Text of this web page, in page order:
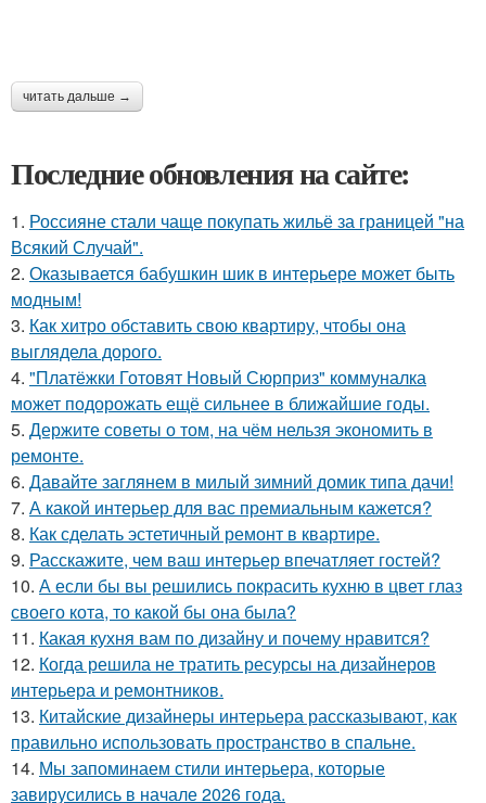
читать дальше →
Последние обновления на сайте:
1. Россияне стали чаще покупать жильё за границей "на
Всякий Случай".
2. Оказывается бабушкин шик в интерьере может быть
модным!
3. Как хитро обставить свою квартиру, чтобы она
выглядела дорого.
4. "Платёжки Готовят Новый Сюрприз" коммуналка
может подорожать ещё сильнее в ближайшие годы.
5. Держите советы о том, на чём нельзя экономить в
ремонте.
6. Давайте заглянем в милый зимний домик типа дачи!
7. А какой интерьер для вас премиальным кажется?
8. Как сделать эстетичный ремонт в квартире.
9. Расскажите, чем ваш интерьер впечатляет гостей?
10. А если бы вы решились покрасить кухню в цвет глаз
своего кота, то какой бы она была?
11. Какая кухня вам по дизайну и почему нравится?
12. Когда решила не тратить ресурсы на дизайнеров
интерьера и ремонтников.
13. Китайские дизайнеры интерьера рассказывают, как
правильно использовать пространство в спальне.
14. Мы запоминаем стили интерьера, которые
завирусились в начале 2026 года.